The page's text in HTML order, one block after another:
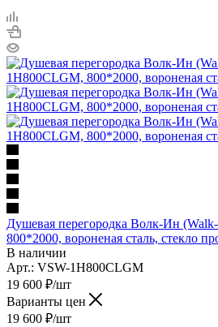
Душевая перегородка Волк-Ин
800*2000, вороненая сталь, стекло
В наличии
Арт.: VSW-1H800CLGM
19 600 ₽/шт
Варианты цен
19 600 ₽/шт